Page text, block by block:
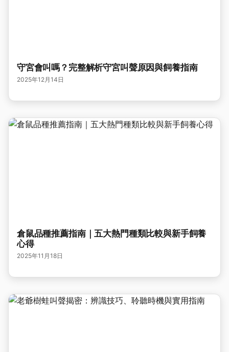
守宮會叫嗎？完整解析守宮叫聲原因與飼養指南
2025年12月14日
倉鼠品種推薦指南｜五大熱門種類比較與新手飼養
心得
2025年11月18日